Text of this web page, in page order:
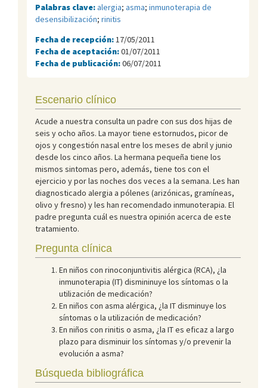
Palabras clave:alergia; asma; inmunoterapia de
desensibilización; rinitis
Fecha de recepción: 17/05/2011
Fecha de aceptación:01/07/2011
Fecha de publicación:06/07/2011
Escenario clínico
Acude a nuestra consulta un padre con sus dos hijas de
seis y ocho años. La mayor tiene estornudos, picor de
ojos y congestión nasal entre los meses de abril y junio
desde los cinco años. La hermana pequeña tiene los
mismos sintomas pero, además, tiene tos con el
ejercicio y por las noches dos veces a la semana. Les han
diagnosticado alergia a pólenes (arizónicas, gramíneas,
olivo y fresno) y les han recomendado inmunoterapia. El
padre pregunta cuál es nuestra opinión acerca de este
tratamiento.
Pregunta clínica
En niños con rinoconjuntivitis alérgica (RCA), ¿la
inmunoterapia (IT) dismininuye los síntomas o la
utilización de medicación?
En niños con asma alérgica, ¿la IT disminuye los
síntomas o la utilización de medicación?
En niños con rinitis o asma, ¿la IT es eficaz a largo
plazo para disminuir los síntomas y/o prevenir la
evolución a asma?
Búsqueda bibliográfica